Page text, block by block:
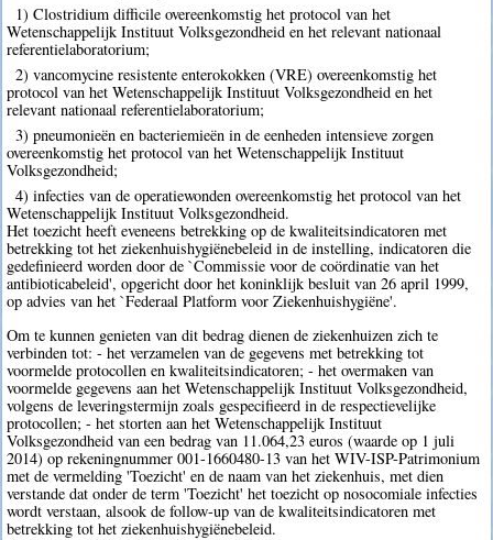
1) Clostridium difficile overeenkomstig het protocol van het
Wetenschappelijk Instituut Volksgezondheid en het relevant nationaal
referentielaboratorium;
2) vancomycine resistente enterokokken (VRE) overeenkomstig het
protocol van het Wetenschappelijk Instituut Volksgezondheid en het
relevant nationaal referentielaboratorium;
3) pneumonieën en bacteriemieën in de eenheden intensieve zorgen
overeenkomstig het protocol van het Wetenschappelijk Instituut
Volksgezondheid;
4) infecties van de operatiewonden overeenkomstig het protocol van het
Wetenschappelijk Instituut Volksgezondheid.
Het toezicht heeft eveneens betrekking op de kwaliteitsindicatoren met
betrekking tot het ziekenhuishygiënebeleid in de instelling, indicatoren die
gedefinieerd worden door de `Commissie voor de coördinatie van het
antibioticabeleid', opgericht door het koninklijk besluit van 26 april 1999,
op advies van het `Federaal Platform voor Ziekenhuishygiëne'.
Om te kunnen genieten van dit bedrag dienen de ziekenhuizen zich te
verbinden tot: - het verzamelen van de gegevens met betrekking tot
voormelde protocollen en kwaliteitsindicatoren; - het overmaken van
voormelde gegevens aan het Wetenschappelijk Instituut Volksgezondheid,
volgens de leveringstermijn zoals gespecifieerd in de respectievelijke
protocollen; - het storten aan het Wetenschappelijk Instituut
Volksgezondheid van een bedrag van 11.064,23 euros (waarde op 1 juli
2014) op rekeningnummer 001-1660480-13 van het WIV-ISP-Patrimonium
met de vermelding 'Toezicht' en de naam van het ziekenhuis, met dien
verstande dat onder de term 'Toezicht' het toezicht op nosocomiale infecties
wordt verstaan, alsook de follow-up van de kwaliteitsindicatoren met
betrekking tot het ziekenhuishygiënebeleid.